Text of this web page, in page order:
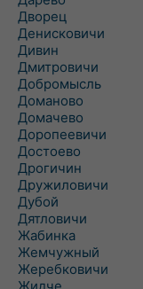
Дворец
Денисковичи
Дивин
Дмитровичи
Добромысль
Доманово
Домачево
Доропеевичи
Достоево
Дрогичин
Дружиловичи
Дубой
Дятловичи
Жабинка
Жемчужный
Жеребковичи